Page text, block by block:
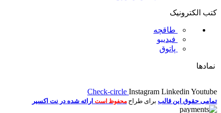
کتب الکترونیک
طاقچه
فیدیبو
پاتوق
نمادها
Check-circle Instagram Linkedin Youtube
تمامی حقوق این قالب برای طراح محفوظ است ارائه شده در نت اکسیر